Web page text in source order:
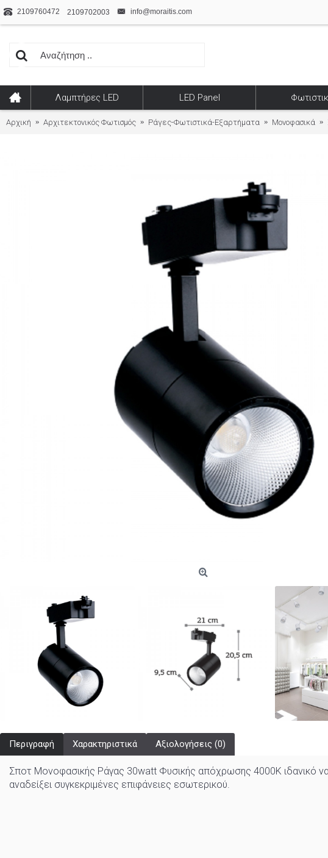
2109760472 2109702003 info@moraitis.com
Λαμπτήρες LED LED Panel
Αρχική Αρχιτεκτονικός Φωτισμός Ράγες-Φωτιστικά-Εξαρτήματα Μονοφασικά
Περιγραφή Χαρακτηριστικά Αξιολογήσεις (0)
Σποτ Μονοφασικής Ράγας 30watt Φυσικής απόχρωσης 4000Κ ιδανικό να
αναδείξει συγκεκριμένες επιφάνειες εσωτερικού.